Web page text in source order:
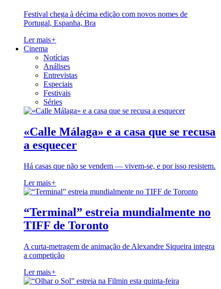
Festival chega à décima edição com novos nomes de
Portugal, Espanha, Bra
Ler mais+
Cinema
Notícias
Análises
Entrevistas
Especiais
Festivais
Séries
«Calle Málaga» e a casa que se recusa
a esquecer
Há casas que não se vendem — vivem-se, e por isso resistem.
Ler mais+
“Terminal” estreia mundialmente no
TIFF de Toronto
A curta-metragem de animação de Alexandre Siqueira integra
a competição
Ler mais+